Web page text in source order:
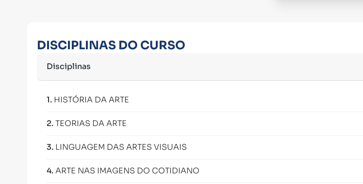
DISCIPLINAS DO CURSO
Disciplinas
1. HISTÓRIA DA ARTE
2.TEORIAS DA ARTE
3. LINGUAGEM DAS ARTES VISUAIS
4.ARTE NAS IMAGENS DO COTIDIANO